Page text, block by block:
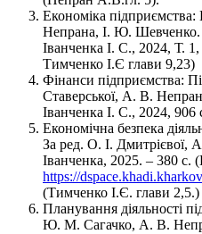
Економіка
Непрана, І. Ю.
Іванченка І. С., 2024, Т.
Тимченко І.Є глави 9,23)
Фінанси підприємства:
Ставерської, А. В.
Іванченка І. С., 2024,
Економічна безпека
За ред. О. І. Дмитрієвої,
Іванченка, 2025. – 380
https://
(Тимченко І.Є. глави 2,5.)
Планування діяльності
Ю. М. Сагачко, А. В.